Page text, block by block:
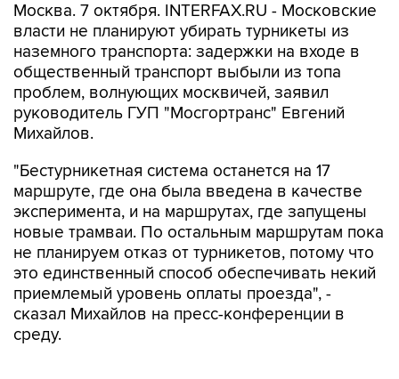
Москва. 7 октября. INTERFAX.RU - Московские
власти не планируют убирать турникеты из
наземного транспорта: задержки на входе в
общественный транспорт выбыли из топа
проблем, волнующих москвичей, заявил
руководитель ГУП "Мосгортранс" Евгений
Михайлов.
"Бестурникетная система останется на 17
маршруте, где она была введена в качестве
эксперимента, и на маршрутах, где запущены
новые трамваи. По остальным маршрутам пока
не планируем отказ от турникетов, потому что
это единственный способ обеспечивать некий
приемлемый уровень оплаты проезда", -
сказал Михайлов на пресс-конференции в
среду.